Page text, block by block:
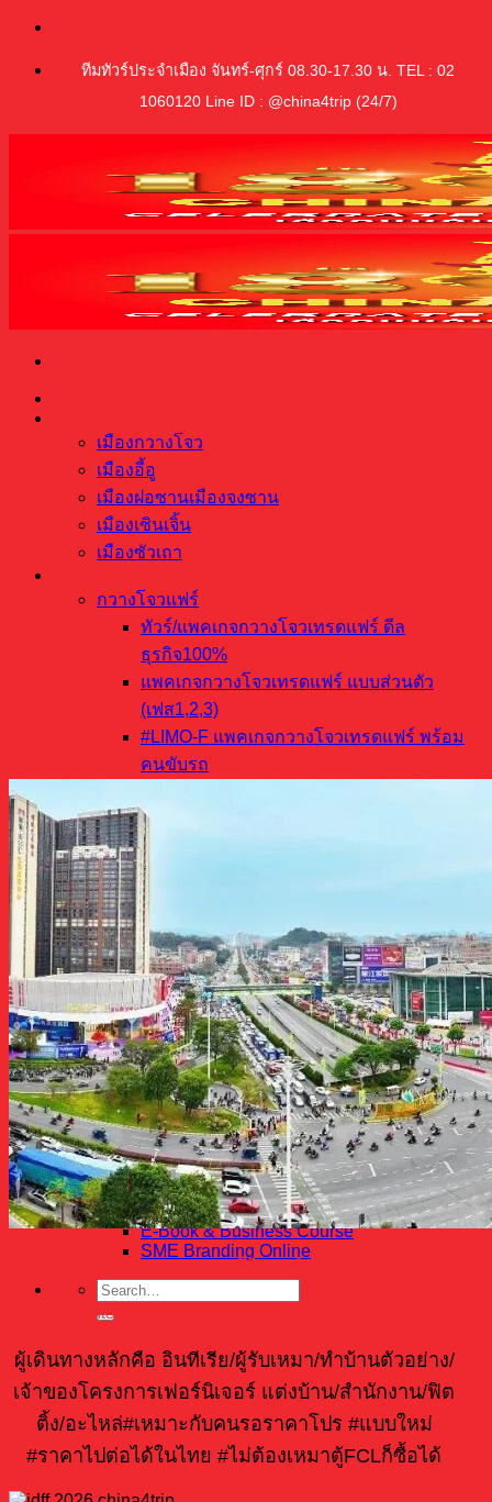
ข้าม
ทีมทัวร์ประจำเมือง จันทร์-ศุกร์ 08.30-17.30 น. TEL : 02
1060120 Line ID : @china4trip (24/7)
เมืองกวางโจว
เมืองอี้อู
เมืองฝอซานเมืองจงซาน
เมืองเซินเจิ้น
เมืองซัวเถา
กวางโจวแฟร์
ทัวร์/แพคเกจกวางโจวเทรดแฟร์ ดีล
ธุรกิจ100%
แพคเกจกวางโจวเทรดแฟร์ แบบส่วนตัว
(เฟส1,2,3)
#LIMO-F แพคเกจกวางโจวเทรดแฟร์ พร้อม
คนขับรถ
แพคเกจอี้อูเทรดแฟร์ แบบส่วนตัว
ฝอซานแฟร์
แพ็กเกจเฟอร์นิเจอร์แฟร์ IDFF, CIFF, CIFM
งานแฟร์อื่นๆ EXPOทุกเมือง
งานแฟร์เฉพาะอาชีพ China EXPO Fair
เตรียมตัวบินไปสั่งของจีน
เรื่องน่ารู้ก่อนการไปจีน China Business Trip
ขายสินค้าอะไรดี
5 เมืองสินค้าจีน
รวมโรงงานเฟอร์นิเจอร์ที่จีน
รีวิวจากลูกค้าของเรา
บริการจัดกรุ๊ปทัวร์ดูงาน
ติดต่อเรา
เกี่ยวกับเรา
บริการของเรา | VIP Support
หลักสูตรธุรกิจ
E-Book & Business Course
SME Branding Online
แพคเกจเฟอร์นิเจอร์แฟร์
International Dragon Furniture Fair (IDFF)
ผู้เดินทางหลักคือ อินทีเรีย/ผู้รับเหมา/ทำบ้านตัวอย่าง/
เจ้าของโครงการเฟอร์นิเจอร์ แต่งบ้าน/สำนักงาน/ฟิต
ติ้ง/อะไหล่#เหมาะกับคนรอราคาโปร #แบบใหม่
#ราคาไปต่อได้ในไทย #ไม่ต้องเหมาตู้FCLก็ซื้อได้